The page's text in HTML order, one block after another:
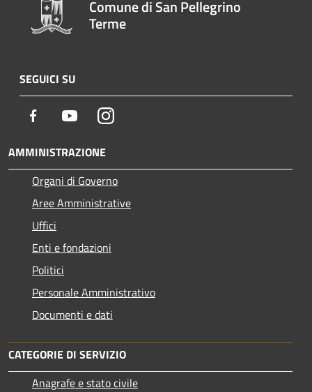
Comune di San Pellegrino
Terme
SEGUICI SU
Facebook YoutubeInstagram
AMMINISTRAZIONE
Organi di Governo
Aree Amministrative
Uffici
Enti e fondazioni
Politici
Personale Amministrativo
Documenti e dati
CATEGORIE DI SERVIZIO
Anagrafe e stato civile